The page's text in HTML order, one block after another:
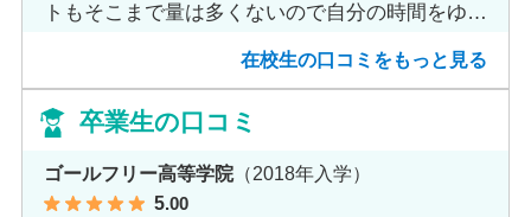
トもそこまで量は多くないので自分の時間をゆっ
在校生の口コミをもっと見る
卒業生の口コミ
ゴールフリー高等学院（2018年入学）
5.00